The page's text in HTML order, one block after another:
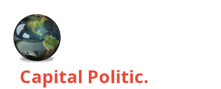
Capital Politic.